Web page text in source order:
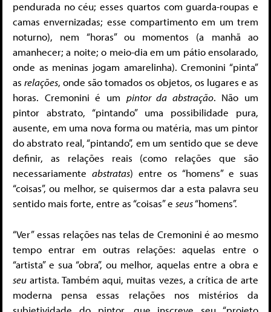
pendurada no céu; esses quartos com guarda-roupas e
camas envernizadas; esse compartimento em um trem
noturno), nem “horas” ou momentos (a manhã ao
amanhecer; a noite; o meio-dia em um pátio ensolarado,
onde as meninas jogam amarelinha). Cremonini “pinta”
as relações, onde são tomados os objetos, os lugares e as
horas. Cremonini é um pintor da abstração. Não um
pintor abstrato, “pintando” uma possibilidade pura,
ausente, em uma nova forma ou matéria, mas um pintor
do abstrato real, “pintando”, em um sentido que se deve
definir, as relações reais (como relações que são
necessariamente abstratas) entre os “homens” e suas
“coisas”, ou melhor, se quisermos dar a esta palavra seu
sentido mais forte, entre as “coisas” e seus“homens”.
“Ver” essas relações nas telas de Cremonini é ao mesmo
tempo entrar em outras relações: aquelas entre o
“artista” e sua “obra”, ou melhor, aquelas entre a obra e
seu artista. Também aqui, muitas vezes, a crítica de arte
moderna pensa essas relações nos mistérios da